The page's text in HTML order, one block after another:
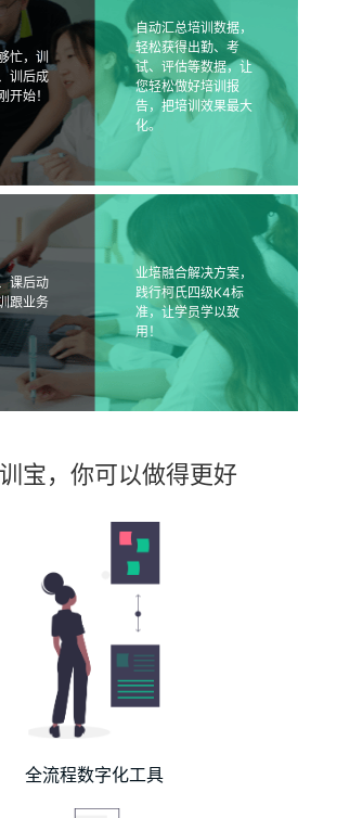
忙，训
训后成
开始！
自动汇总培训数据，
轻松获得出勤、考
试、评估等数据，让
您轻松做好培训报
告，把培训效果最大
化。
课后动
跟业务
业培融合解决方案，
践行柯氏四级K4标
准，让学员学以致
用！
宝，你可以做得更好
全流程数字化工具